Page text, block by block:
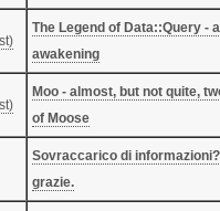
‎The Legend of Data::Query -
awakening‎
‎Moo - almost, but not quite,
of Moose‎
‎Sovraccarico di
grazie.‎